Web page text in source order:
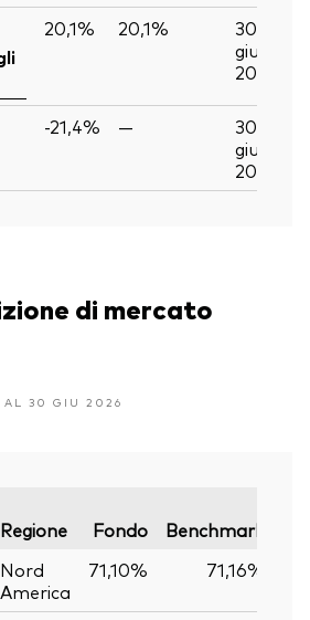
20,1% 20,1%
30
giu
2026
-21,4% —
30
giu
2026
di mercato
AL 30 GIU 2026
Regione Fondo Benchmark
Nord
America
71,10% 71,16%